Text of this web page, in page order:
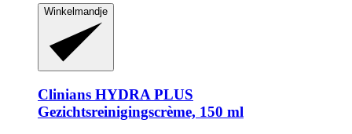
Winkelmandje
Clinians HYDRA PLUS
Gezichtsreinigingscrème, 150 ml